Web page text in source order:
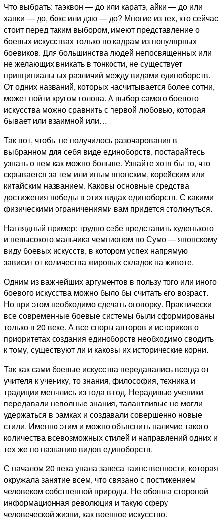
Что выбрать: таэквон — до или каратэ, айки — до или
хапки — до, бокс или дзю — до? Многие из тех, кто сейчас
стоит перед таким выбором, имеют представление о
боевых искусствах только по кадрам из популярных
боевиков. Для большинства людей непосвященных или
не желающих вникать в тонкости, не существует
принципиальных различий между видами единоборств.
От одних названий, которых насчитывается более сотни,
может пойти кругом голова. А выбор самого боевого
искусства можно сравнить с первой любовью, которая
бывает или взаимной или…
Так вот, чтобы не получилось разочарования в
выбранном для себя виде единоборств, постарайтесь
узнать о нем как можно больше. Узнайте хотя бы то, что
скрывается за тем или иным японским, корейским или
китайским названием. Каковы основные средства
достижения победы в этих видах единоборств. С какими
физическими ограничениями вам придется столкнуться.
Наглядный пример: трудно себе представить худенького
и невысокого мальчика чемпионом по Сумо — японскому
виду боевых искусств, в котором успех напрямую
зависит от количества жировых складок на животе.
Одним из важнейших аргументов в пользу того или иного
боевого искусства можно было бы считать его возраст.
Но при этом необходимо сделать оговорку. Практически
все современные боевые системы были сформированы
только в 20 веке. А все споры авторов и историков о
приоритетах создания единоборств необходимо сводить
к тому, существуют ли и каковы их исторические корни.
Так как сами боевые искусства передавались всегда от
учителя к ученику, то знания, философия, техника и
традиции менялись из года в год. Нерадивые ученики
передавали неполные знания, талантливые не могли
удержаться в рамках и создавали совершенно новые
стили. Именно этим и можно объяснить наличие такого
количества всевозможных стилей и направлений одних и
тех же по названию видов единоборств.
С началом 20 века упала завеса таинственности, которая
окружала занятие всем, что связано с постижением
человеком собственной природы. Не обошла стороной
информационная революция и такую сферу
человеческой жизни, как военное искусство.